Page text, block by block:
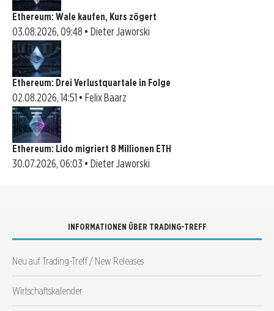
Ethereum: Wale kaufen, Kurs zögert
03.08.2026, 09:48 • Dieter Jaworski
Ethereum: Drei Verlustquartale in Folge
02.08.2026, 14:51 • Felix Baarz
Ethereum: Lido migriert 8 Millionen ETH
30.07.2026, 06:03 • Dieter Jaworski
INFORMATIONEN ÜBER TRADING-TREFF
Neu auf Trading-Treff / New Releases
Wirtschaftskalender